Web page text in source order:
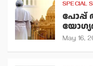
SPECIAL
May 16,